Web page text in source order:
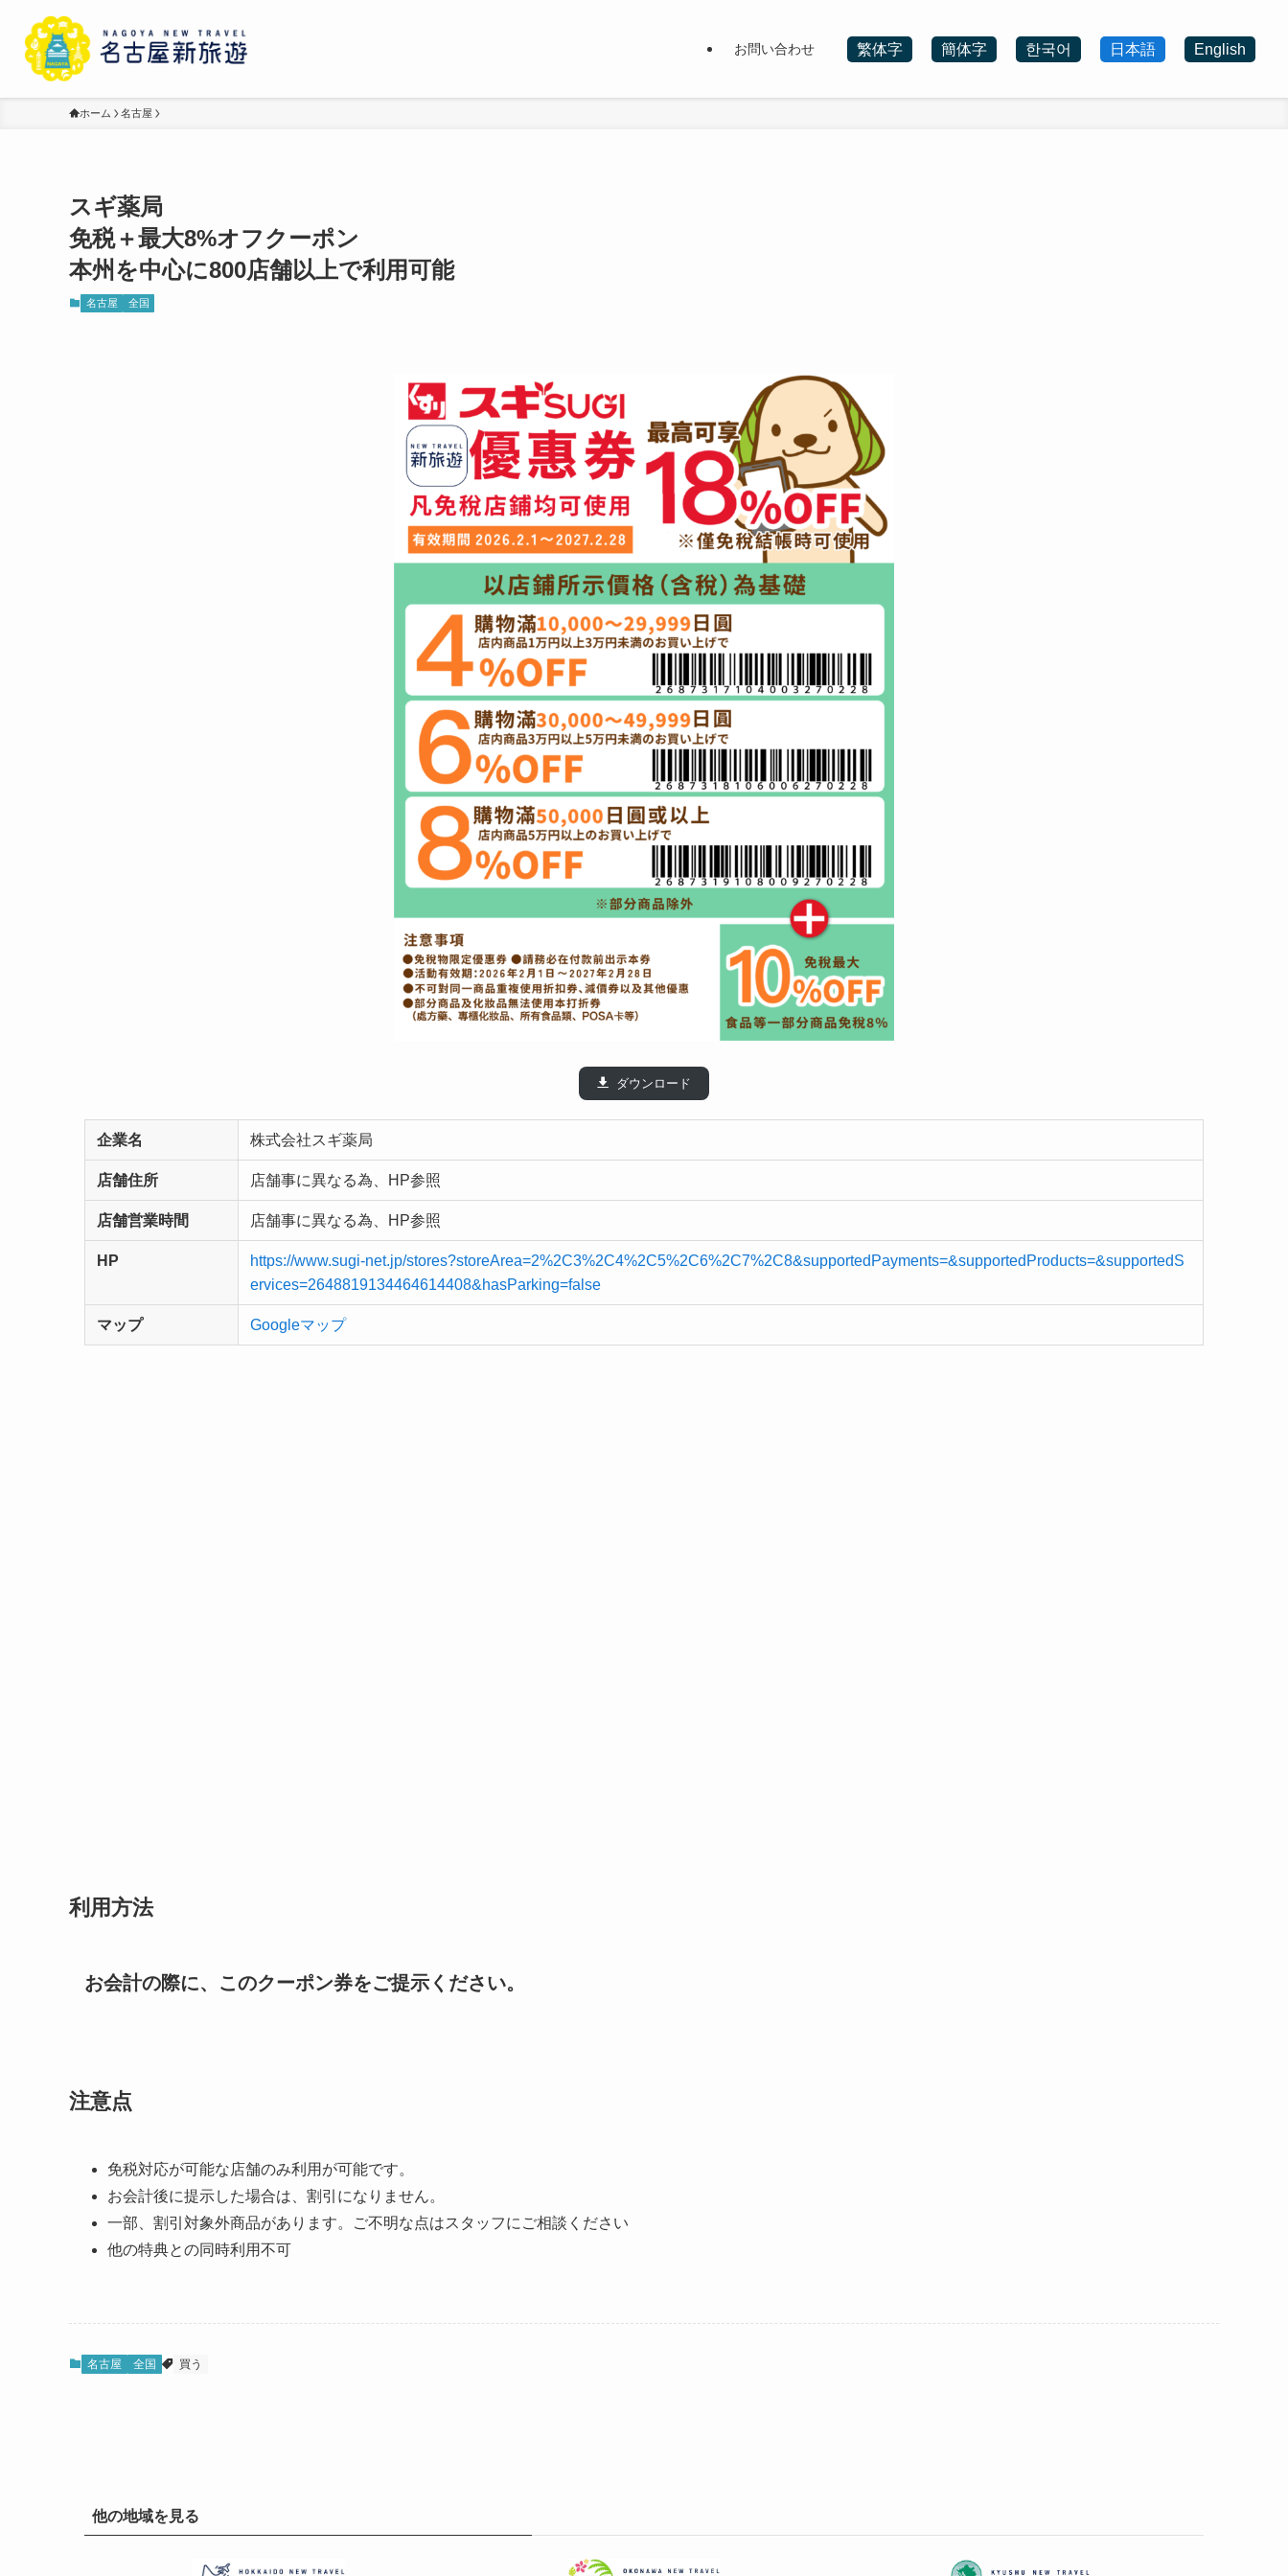
お問い合わせ English
日本語
한국어
簡体字
繁体字
ホーム 名古屋
スギ薬局
免税＋最大8%オフクーポン
本州を中心に800店舗以上で利用可能
名古屋 全国
ダウンロード
企業名 株式会社スギ薬局
店舗住所 店舗事に異なる為、HP参照
店舗営業時間 店舗事に異なる為、HP参照
HP
https://www.sugi-net.jp/stores?storeArea=2%2C3%2C4%2C5%2C6%2C7%2C8&supportedPayments=&supportedProducts=&supportedS
ervices=2648819134464614408&hasParking=false
マップ Googleマップ
利用方法
お会計の際に、このクーポン券をご提示ください。
注意点
免税対応が可能な店舗のみ利用が可能です。
お会計後に提示した場合は、割引になりません。
一部、割引対象外商品があります。ご不明な点はスタッフにご相談ください
他の特典との同時利用不可
名古屋 全国 買う
他の地域を見る